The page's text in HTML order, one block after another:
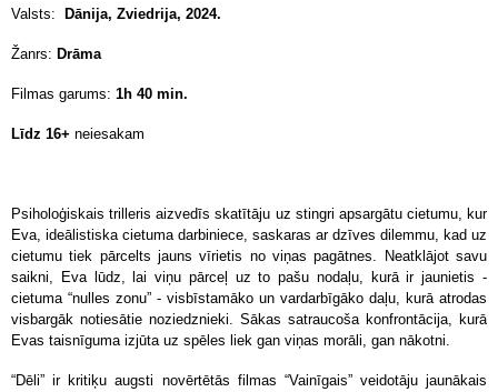
Valsts: Dānija, Zviedrija, 2024.
Žanrs: Drāma
Filmas garums: 1h 40 min.
Līdz 16+ neiesakam
Psiholoģiskais trilleris aizvedīs skatītāju uz stingri apsargātu cietumu, kur
Eva, ideālistiska cietuma darbiniece, saskaras ar dzīves dilemmu, kad uz
cietumu tiek pārcelts jauns vīrietis no viņas pagātnes. Neatklājot savu
saikni, Eva lūdz, lai viņu pārceļ uz to pašu nodaļu, kurā ir jaunietis -
cietuma “nulles zonu” - visbīstamāko un vardarbīgāko daļu, kurā atrodas
visbargāk notiesātie noziedznieki. Sākas satraucoša konfrontācija, kurā
Evas taisnīguma izjūta uz spēles liek gan viņas morāli, gan nākotni.
“Dēli” ir kritiķu augsti novērtētās filmas “Vainīgais” veidotāju jaunākais